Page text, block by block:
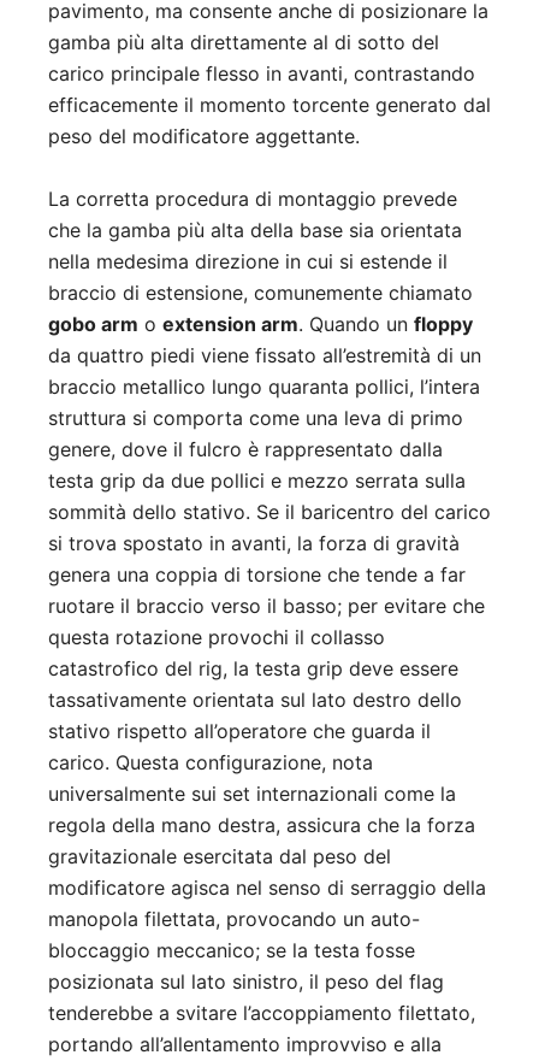
pavimento, ma consente anche di posizionare la
gamba più alta direttamente al di sotto del
carico principale flesso in avanti, contrastando
efficacemente il momento torcente generato dal
peso del modificatore aggettante.
La corretta procedura di montaggio prevede
che la gamba più alta della base sia orientata
nella medesima direzione in cui si estende il
braccio di estensione, comunemente chiamato
gobo arm o extension arm. Quando un floppy
da quattro piedi viene fissato all’estremità di un
braccio metallico lungo quaranta pollici, l’intera
struttura si comporta come una leva di primo
genere, dove il fulcro è rappresentato dalla
testa grip da due pollici e mezzo serrata sulla
sommità dello stativo. Se il baricentro del carico
si trova spostato in avanti, la forza di gravità
genera una coppia di torsione che tende a far
ruotare il braccio verso il basso; per evitare che
questa rotazione provochi il collasso
catastrofico del rig, la testa grip deve essere
tassativamente orientata sul lato destro dello
stativo rispetto all’operatore che guarda il
carico. Questa configurazione, nota
universalmente sui set internazionali come la
regola della mano destra, assicura che la forza
gravitazionale esercitata dal peso del
modificatore agisca nel senso di serraggio della
manopola filettata, provocando un auto-
bloccaggio meccanico; se la testa fosse
posizionata sul lato sinistro, il peso del flag
tenderebbe a svitare l’accoppiamento filettato,
portando all’allentamento improvviso e alla